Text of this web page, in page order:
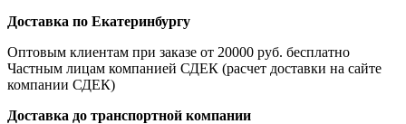
Доставка по Екатеринбургу
Оптовым клиентам при заказе от 20000 руб. бесплатно
Частным лицам компанией СДЕК (расчет доставки на сайте
компании СДЕК)
Доставка до транспортной компании